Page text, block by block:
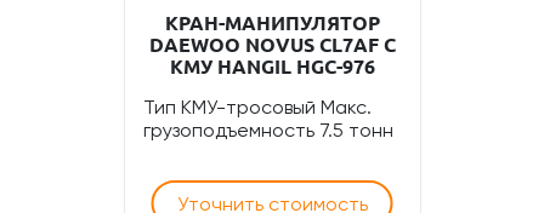
КРАН-МАНИПУЛЯТОР
DAEWOO NOVUS CL7AF С
КМУ HANGIL HGC-976
Тип КМУ-тросовый Макс.
грузоподъемность 7.5 тонн
Уточнить стоимость